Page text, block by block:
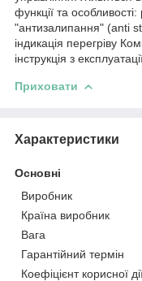
функції та
"антизалипання" (anti
індикація перегріву
інструкція з
Приховати
Характеристики
Основні
Виробник
Країна виробник
Вага
Гарантійний термін
Коефіцієнт корисної